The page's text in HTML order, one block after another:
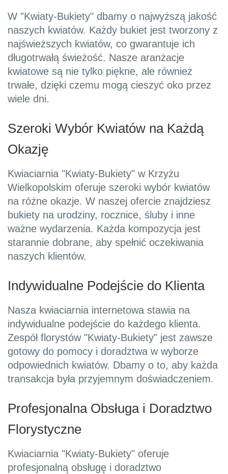
W "Kwiaty-Bukiety" dbamy o najwyższą jakość
naszych kwiatów. Każdy bukiet jest tworzony z
najświeższych kwiatów, co gwarantuje ich
długotrwałą świeżość. Nasze aranżacje
kwiatowe są nie tylko piękne, ale również
trwałe, dzięki czemu mogą cieszyć oko przez
wiele dni.
Szeroki Wybór Kwiatów na Każdą
Okazję
Kwiaciarnia "Kwiaty-Bukiety" w Krzyżu
Wielkopolskim oferuje szeroki wybór kwiatów
na różne okazje. W naszej ofercie znajdziesz
bukiety na urodziny, rocznice, śluby i inne
ważne wydarzenia. Każda kompozycja jest
starannie dobrane, aby spełnić oczekiwania
naszych klientów.
Indywidualne Podejście do Klienta
Nasza kwiaciarnia internetowa stawia na
indywidualne podejście do każdego klienta.
Zespół florystów "Kwiaty-Bukiety" jest zawsze
gotowy do pomocy i doradztwa w wyborze
odpowiednich kwiatów. Dbamy o to, aby każda
transakcja była przyjemnym doświadczeniem.
Profesjonalna Obsługa i Doradztwo
Florystyczne
Kwiaciarnia "Kwiaty-Bukiety" oferuje
profesjonalną obsługę i doradztwo